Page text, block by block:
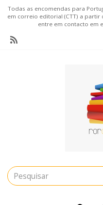
Todas as encomendas para
em correio editorial (CTT) a
entre em contacto em